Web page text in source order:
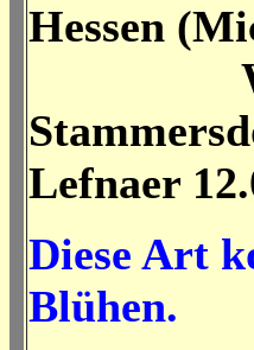
Hessen
Wien,
Lefnaer
Diese Art
Blühen.